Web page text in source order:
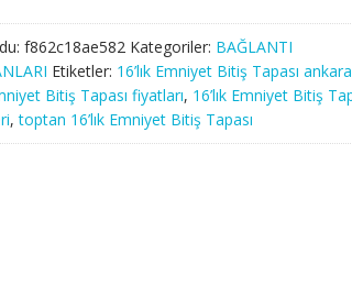
f862c18ae582 Kategoriler: BAĞLANTI
Etiketler: 16’lık Emniyet Bitiş Tapası ankara
Bitiş Tapası fiyatları, 16’lık Emniyet Bitiş
,toptan 16’lık Emniyet Bitiş Tapası